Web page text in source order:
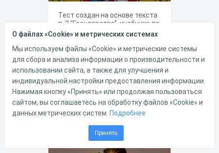
Тест создан на основе текста
п. 2 "Государство", учебника по
обществознанию 9 класс (УМК
Просвещение) для повторения
темы и подготовки к ОГЭ
3 6
Индия. География
10 класс
О файлах «Cookie» и метрических системах
Мы используем файлы «Cookie» и метрические системы
для сбора и анализа информации о производительности и
использовании сайта, а также для улучшения и
индивидуальной настройки предоставления информации.
Нажимая кнопку «Принять» или продолжая пользоваться
сайтом, вы соглашаетесь на обработку файлов «Cookie» и
данных метрических систем. Подробнее
Принять